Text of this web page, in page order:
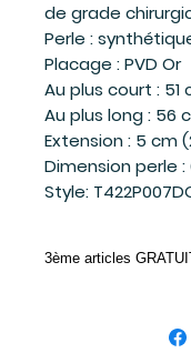
de grade
Perle :
Placage : PVD Or
Au plus court : 51
Au plus long : 56
Extension : 5 cm
Dimension perle :
Style:
3ème articles